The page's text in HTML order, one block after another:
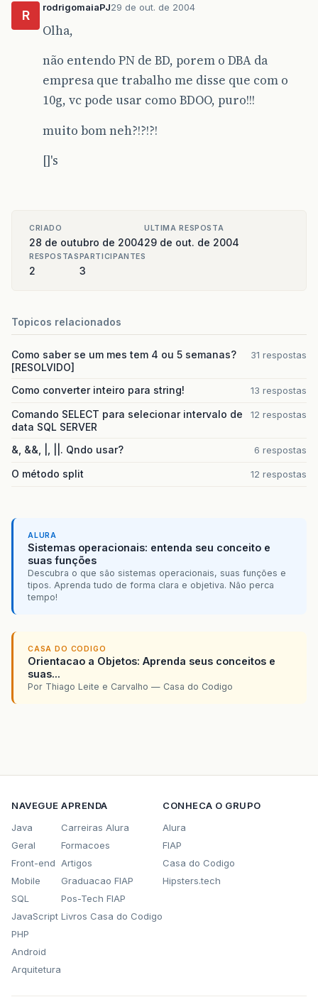
R
rodrigomaiaPJ29 de out. de 2004
Olha,
não entendo PN de BD, porem o DBA da
empresa que trabalho me disse que com o
10g, vc pode usar como BDOO, puro!!!
muito bom neh?!?!?!
[]'s
CRIADO
28 de outubro de 2004
ULTIMA RESPOSTA
29 de out. de 2004
RESPOSTAS
2
PARTICIPANTES
3
Topicos relacionados
Como saber se um mes tem 4 ou 5 semanas?
[RESOLVIDO]
31 respostas
Como converter inteiro para string! 13 respostas
Comando SELECT para selecionar intervalo de
data SQL SERVER
12 respostas
&, &&, |, ||. Qndo usar? 6 respostas
O método split 12 respostas
ALURA
Sistemas operacionais: entenda seu conceito e
suas funções
Descubra o que são sistemas operacionais, suas funções e
tipos. Aprenda tudo de forma clara e objetiva. Não perca
tempo!
CASA DO CODIGO
Orientacao a Objetos: Aprenda seus conceitos e
suas...
Por Thiago Leite e Carvalho — Casa do Codigo
NAVEGUE
Java
Geral
Front-end
Mobile
SQL
JavaScript
PHP
Android
Arquitetura
APRENDA
Carreiras Alura
Formacoes
Artigos
Graduacao FIAP
Pos-Tech FIAP
Livros Casa do Codigo
CONHECA O GRUPO
Alura
FIAP
Casa do Codigo
Hipsters.tech